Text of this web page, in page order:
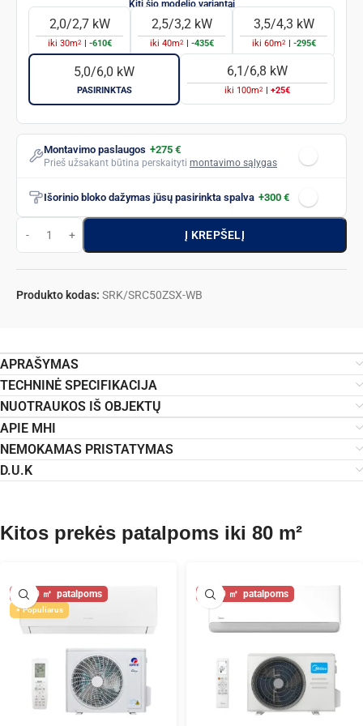
2,0/2,7 kW
iki 30m2 -610€
2,5/3,2 kW
iki 40m2 -435€
3,5/4,3 kW
iki 60m2 -295€
5,0/6,0 kW
PASIRINKTAS
6,1/6,8 kW
iki 100m2 +25€
Montavimo paslaugos +275 €
Prieš užsakant būtina perskaityti montavimo sąlygas
Išorinio bloko dažymas jūsų pasirinkta spalva +300 €
Į KREPŠELĮ
Produkto kodas: SRK/SRC50ZSX-WB
APRAŠYMAS
TECHNINĖ SPECIFIKACIJA
NUOTRAUKOS IŠ OBJEKTŲ
APIE MHI
NEMOKAMAS PRISTATYMAS
D.U.K
Kitos prekės patalpoms iki 80 m²
80
Populiarus
80